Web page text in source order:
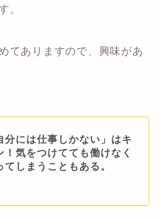
。
てありますので、興味があ
分には仕事しかない」はキ
！気をつけてても働けなく
てしまうこともある。